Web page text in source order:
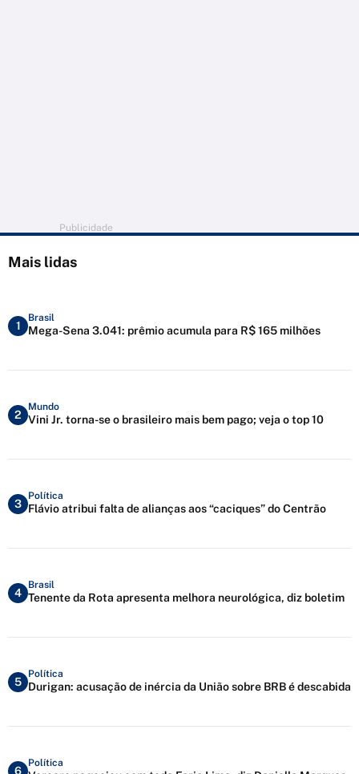
Publicidade
Mais lidas
1
Brasil
Mega-Sena 3.041: prêmio acumula para R$ 165 milhões
2
Mundo
Vini Jr. torna-se o brasileiro mais bem pago; veja o top 10
3
Política
Flávio atribui falta de alianças aos “caciques” do Centrão
4
Brasil
Tenente da Rota apresenta melhora neurológica, diz boletim
5
Política
Durigan: acusação de inércia da União sobre BRB é descabida
6
Política